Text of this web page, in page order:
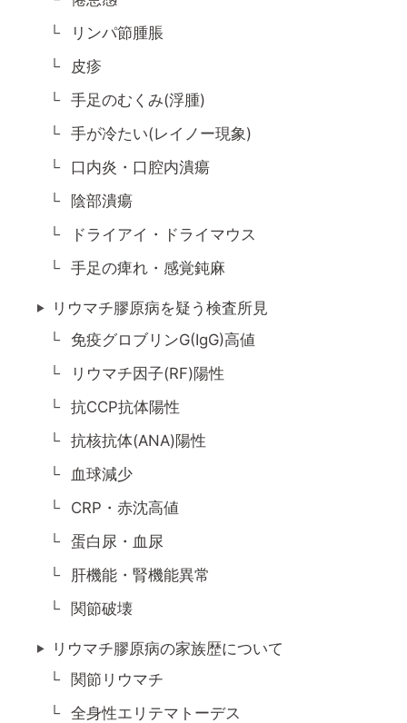
リンパ節腫脹
皮疹
手足のむくみ(浮腫)
手が冷たい(レイノー現象)
口内炎・口腔内潰瘍
陰部潰瘍
ドライアイ・ドライマウス
手足の痺れ・感覚鈍麻
リウマチ膠原病を疑う検査所見
免疫グロブリンG(IgG)高値
リウマチ因子(RF)陽性
抗CCP抗体陽性
抗核抗体(ANA)陽性
血球減少
CRP・赤沈高値
蛋白尿・血尿
肝機能・腎機能異常
関節破壊
リウマチ膠原病の家族歴について
関節リウマチ
全身性エリテマトーデス